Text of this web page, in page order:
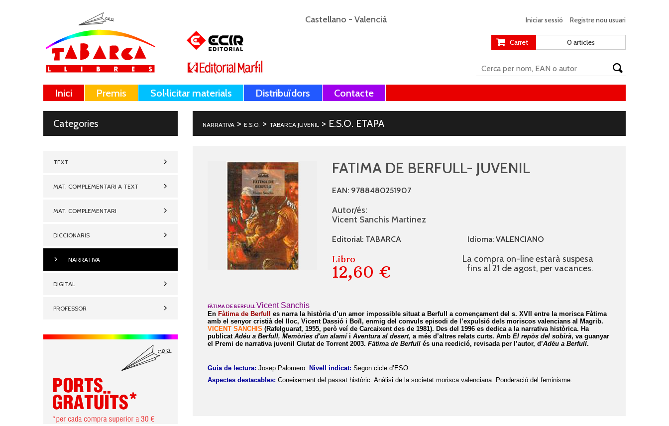
Castellano - Valencià Iniciar sessió Registre nou usuari
Carret 0 articles
Inici Premis Sol·licitar materials Distribuïdors Contacte
Categories
TEXT
MAT. COMPLEMENTARI A TEXT
MAT. COMPLEMENTARI
DICCIONARIS
NARRATIVA
DIGITAL
PROFESSOR
NARRATIVA >E.S.O. > TABARCA JUVENIL > E.S.O. ETAPA
FATIMA DE BERFULL- JUVENIL
EAN: 9788480251907
Autor/és:
Vicent Sanchis Martinez
Editorial: TABARCA Idioma: VALENCIANO
Libro
12,60 €
La compra on-line estarà suspesa
fins al 21 de agost, per vacances.
FÀTIMA DE BERFULLVicent Sanchis
En Fàtima de Berfulles narra la història d’un amor impossible situat a Berfull a començament del s. XVII entre la morisca Fàtima
amb el senyor cristià del lloc, Vicent Dassió i Boïl, enmig del convuls episodi de l’expulsió dels moriscos valencians al Magrib.
VICENT SANCHIS(Rafelguaraf, 1955, però veí de Carcaixent des de 1981). Des del 1996 es dedica a la narrativa històrica. Ha
publicatAdéu a Berfull, Memòries d'un alamíiAventura al desert, a més d’altres relats curts. AmbEl repòs del sobirà, va guanyar
el Premi de narrativa juvenil Ciutat de Torrent 2003.Fàtima de Berfull és una reedició, revisada per l’autor, d’Adéu a Berfull.
Guia de lectura: Josep Palomero. Nivell indicat: Segon cicle d’ESO.
Aspectes destacables: Coneixement del passat històric. Anàlisi de la societat morisca valenciana. Ponderació del feminisme.